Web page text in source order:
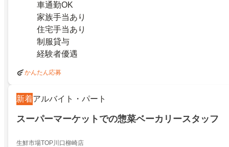
車通勤OK
家族手当あり
住宅手当あり
制服貸与
経験者優遇
かんたん応募
新着アルバイト・パート
スーパーマーケットでの惣菜ベーカリースタッフ
生鮮市場TOP川口柳崎店